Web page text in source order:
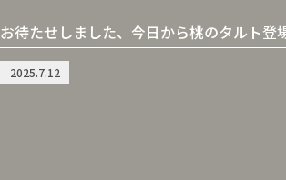
お待たせしました、今日から桃のタルト
2025.7.12